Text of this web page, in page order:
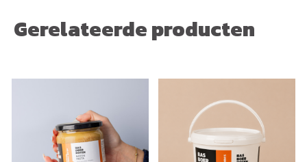
Gerelateerde producten